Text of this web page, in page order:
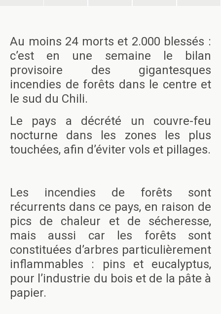
Au moins 24 morts et 2.000 blessés :
c’est en une semaine le bilan
provisoire des gigantesques
incendies de forêts dans le centre et
le sud du Chili.
Le pays a décrété un couvre-feu
nocturne dans les zones les plus
touchées, afin d’éviter vols et pillages.
Les incendies de forêts sont
récurrents dans ce pays, en raison de
pics de chaleur et de sécheresse,
mais aussi car les forêts sont
constituées d’arbres particulièrement
inflammables : pins et eucalyptus,
pour l’industrie du bois et de la pâte à
papier.